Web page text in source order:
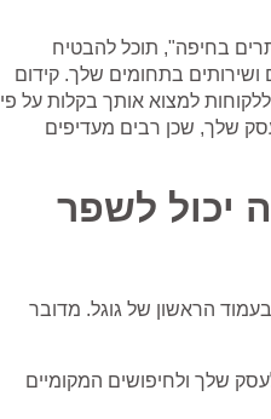
בחיפה", תוכל להבטיח
בתחומים שלך. קידום
למצוא אותך בקלות על פי
שלך, שכן רבים מעדיפים
יכול לשפר
הראשון של גוגל. מדובר
שלך ולחיפושים המקומיים